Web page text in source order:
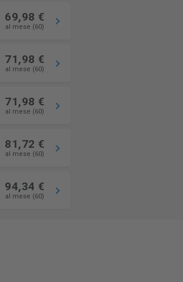
69,98 €
al mese (60)
71,98 €
al mese (60)
71,98 €
al mese (60)
81,72 €
al mese (60)
94,34 €
al mese (60)